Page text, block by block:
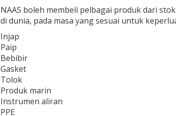
NAAS boleh membeli pelbagai produk dari
di dunia, pada masa yang sesuai untuk
Injap
Paip
Bebibir
Gasket
Tolok
Produk marin
Instrumen aliran
PPE